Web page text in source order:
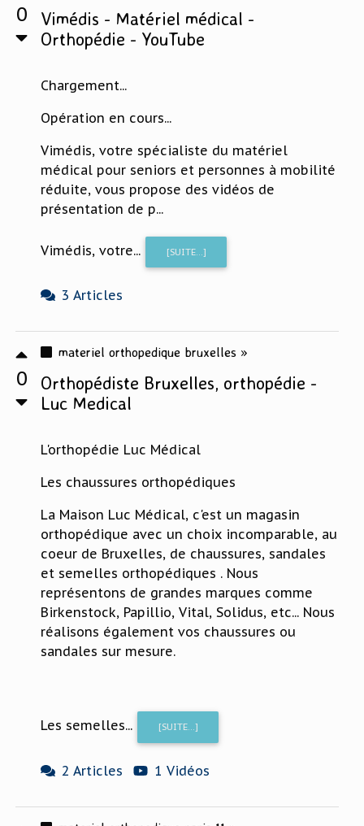
0
Vimédis - Matériel médical -
Orthopédie - YouTube
Chargement...
Opération en cours...
Vimédis, votre spécialiste du matériel
médical pour seniors et personnes à mobilité
réduite, vous propose des vidéos de
présentation de p...
Vimédis, votre... [SUITE...]
3 Articles
0
materiel orthopedique bruxelles »
Orthopédiste Bruxelles, orthopédie -
Luc Medical
L'orthopédie Luc Médical
Les chaussures orthopédiques
La Maison Luc Médical, c'est un magasin
orthopédique avec un choix incomparable, au
coeur de Bruxelles, de chaussures, sandales
et semelles orthopédiques . Nous
représentons de grandes marques comme
Birkenstock, Papillio, Vital, Solidus, etc... Nous
réalisons également vos chaussures ou
sandales sur mesure.
Les semelles... [SUITE...]
2 Articles 1 Vidéos